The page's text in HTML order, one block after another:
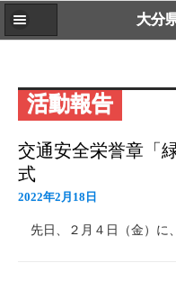
大分
活動報告
交通安全栄誉章「
式
2022年2月18日
先日、２月４日（金）に